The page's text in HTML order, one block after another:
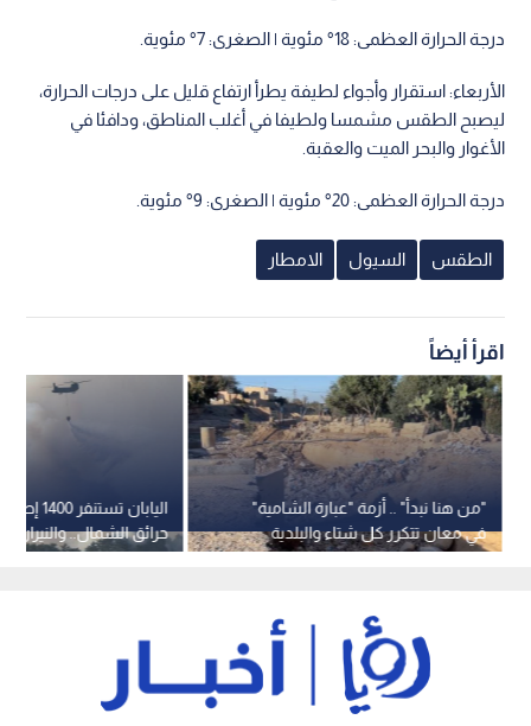
درجة الحرارة العظمى: 18° مئوية | الصغرى: 7° مئوية.
الأربعاء: استقرار وأجواء لطيفة يطرأ ارتفاع قليل على درجات الحرارة،
ليصبح الطقس مشمسا ولطيفا في أغلب المناطق، ودافئا في
الأغوار والبحر الميت والعقبة.
درجة الحرارة العظمى: 20° مئوية | الصغرى: 9° مئوية.
الطقس السيول الامطار
اقرأ أيضاً
اليابان
حرائق الشمال.. والنيران
"ناجية من تسونامي"
"من هنا نبدأ" .. أزمة "عبارة الشامية"
في معان تتكرر كل شتاء والبلدية
تؤكد: الحل قيد التنفيذ.. فيديو